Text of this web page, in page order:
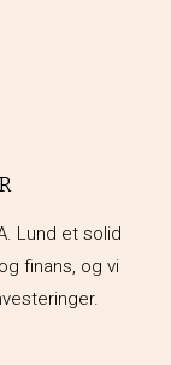
Lund et solid
finans, og vi